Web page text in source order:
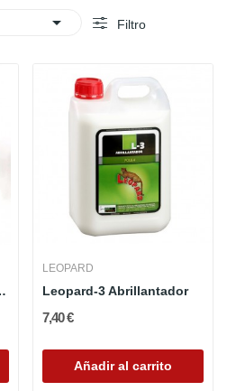
 Filtro
LEOPARD
Leopard-3 Abrillantador
7,40 €
Añadir al carrito